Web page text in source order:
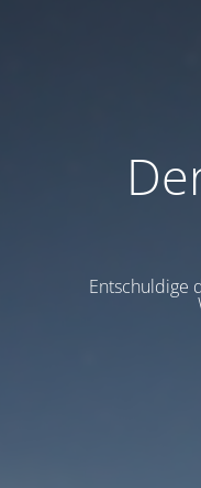
Entschuldige